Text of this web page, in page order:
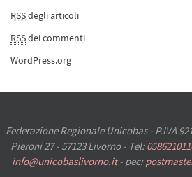
RSSdegli articoli
RSSdei commenti
WordPress.org
Federazione Regionale Unicobas - P.IVA
Pieroni 27 - 57123 Livorno - Tel:
info@unicobaslivorno.it- pec: